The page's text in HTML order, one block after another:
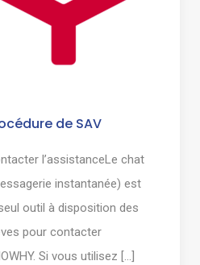
de SAV
l’assistanceLe chat
instantanée) est
outil à disposition des
pour contacter
Si vous utilisez [...]